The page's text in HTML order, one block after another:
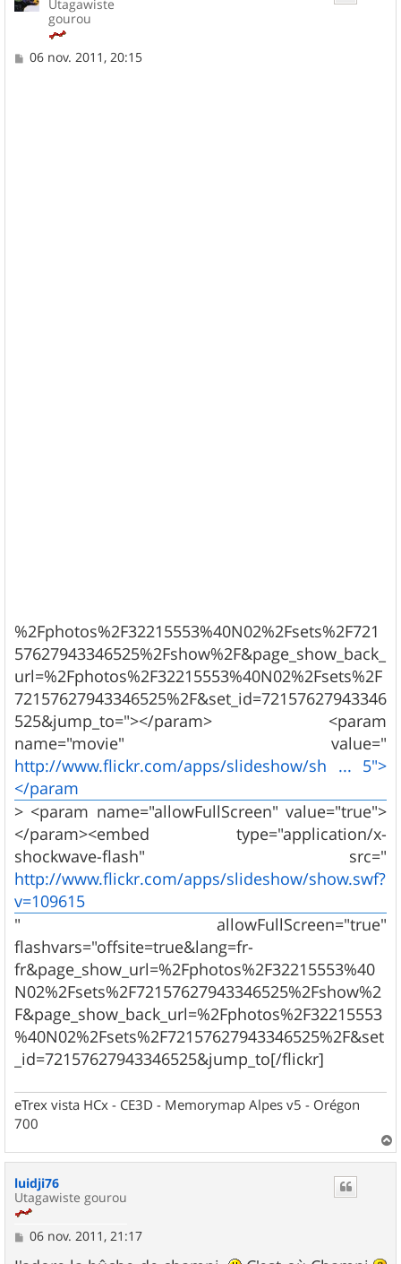
Utagawiste
gourou
M
06 nov. 2011, 20:15
%2Fphotos%2F32215553%40N02%2Fsets%2F721
57627943346525%2Fshow%2F&page_show_back_
url=%2Fphotos%2F32215553%40N02%2Fsets%2F
72157627943346525%2F&set_id=72157627943346
525&jump_to="></param> <param
name="movie" value="
http://www.flickr.com/apps/slideshow/sh ... 5">
</param
> <param name="allowFullScreen" value="true">
</param><embed type="application/x-
shockwave-flash" src="
http://www.flickr.com/apps/slideshow/show.swf?
v=109615
" allowFullScreen="true"
flashvars="offsite=true&lang=fr-
fr&page_show_url=%2Fphotos%2F32215553%40
N02%2Fsets%2F72157627943346525%2Fshow%2
F&page_show_back_url=%2Fphotos%2F32215553
%40N02%2Fsets%2F72157627943346525%2F&set
_id=72157627943346525&jump_to[/flickr]
eTrex vista HCx - CE3D - Memorymap Alpes v5 - Orégon
700
a
luidji76
Utagawiste gourou
M
06 nov. 2011, 21:17